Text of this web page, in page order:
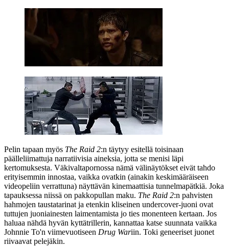
Pelin tapaan myös The Raid 2:n täytyy esitellä toisinaan
päälleliimattuja narratiivisia aineksia, jotta se menisi läpi
kertomuksesta. Väkivaltapornossa nämä välinäytökset eivät tahdo
erityisemmin innostaa, vaikka ovatkin (ainakin keskimääräiseen
videopeliin verrattuna) näyttävän kinemaattisia tunnelmapätkiä. Joka
tapauksessa niissä on pakkopullan maku. The Raid 2:n pahvisten
hahmojen taustatarinat ja etenkin kliseinen undercover-juoni ovat
tuttujen juoniainesten laimentamista jo ties monenteen kertaan. Jos
haluaa nähdä hyvän kyttätrillerin, kannattaa katse suunnata vaikka
Johnnie To'n viimevuotiseen Drug Wariin. Toki geneeriset juonet
riivaavat pelejäkin.